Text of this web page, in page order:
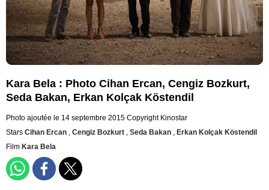
Kara Bela : Photo Cihan Ercan, Cengiz Bozkurt,
Seda Bakan, Erkan Kolçak Köstendil
Photo ajoutée le 14 septembre 2015 Copyright Kinostar
Stars Cihan Ercan , Cengiz Bozkurt , Seda Bakan , Erkan Kolçak Köstendil
Film Kara Bela